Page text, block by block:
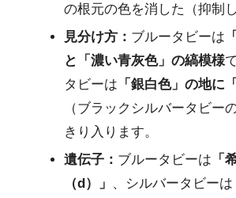
の根元の色を消した（抑制
見分け方： ブルータビーは
と「濃い青灰色」の縞模様
タビーは 「銀白色」の地に
（ブラックシルバータビー
きり入ります。
遺伝子： ブルータビーは 「
（d）」 、シルバータビーは